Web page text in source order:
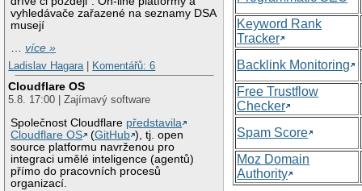
vyhledávače zařazené na seznamy DSA
musejí
…více »
Ladislav Hagara
Komentářů: 6
Cloudflare OS
5.8. 17:00 | Zajímavý software
Společnost Cloudflare představila
Cloudflare OS
(GitHub ), tj. open
source platformu navrženou pro
integraci umělé inteligence (agentů)
přímo do pracovních procesů
organizací.
Keyword Rank
Tracker
Backlink Monitoring
Free Trustflow
Checker
Spam Score
Moz Domain
Authority